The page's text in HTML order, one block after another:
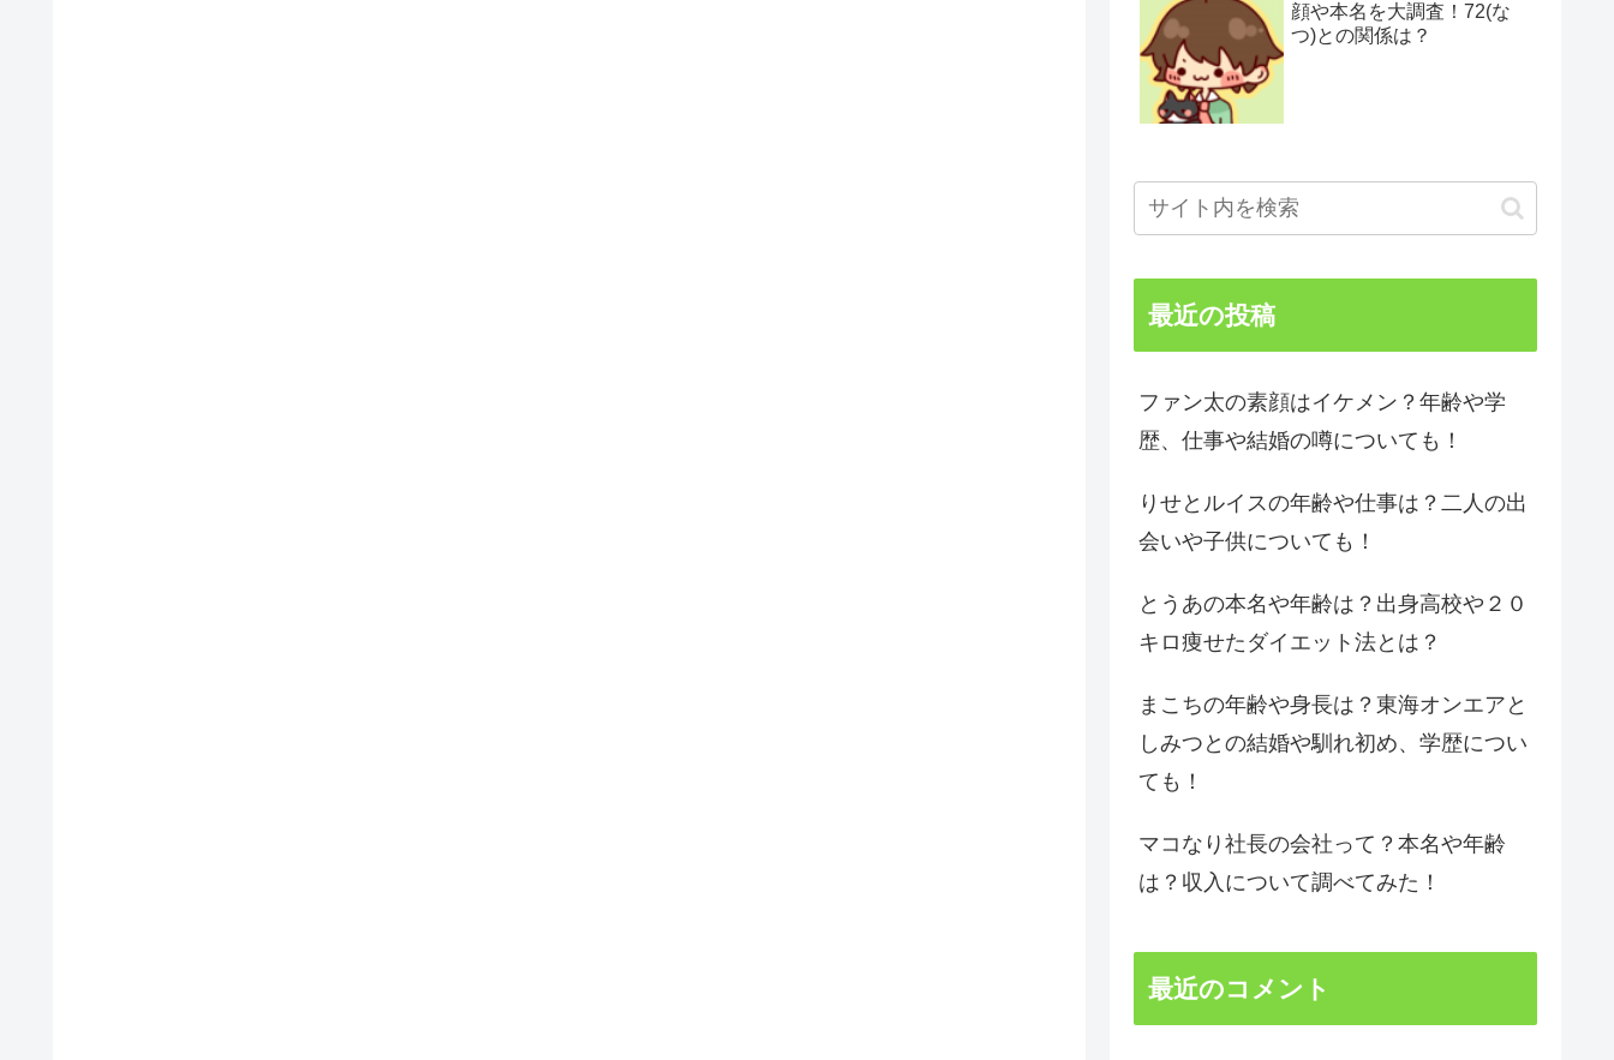
顔や本名を大調査！72(な
つ)との関係は？
最近の投稿
ファン太の素顔はイケメン？年齢や学
歴、仕事や結婚の噂についても！
りせとルイスの年齢や仕事は？二人の出
会いや子供についても！
とうあの本名や年齢は？出身高校や２０
キロ痩せたダイエット法とは？
まこちの年齢や身長は？東海オンエアと
しみつとの結婚や馴れ初め、学歴につい
ても！
マコなり社長の会社って？本名や年齢
は？収入について調べてみた！
最近のコメント